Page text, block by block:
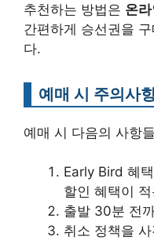
추천하는 방법은 온
간편하게 승선권을
다.
예매 시 주의사
예매 시 다음의 사항
Early Bird 혜
할인 혜택이
출발 30분 전
취소 정책을